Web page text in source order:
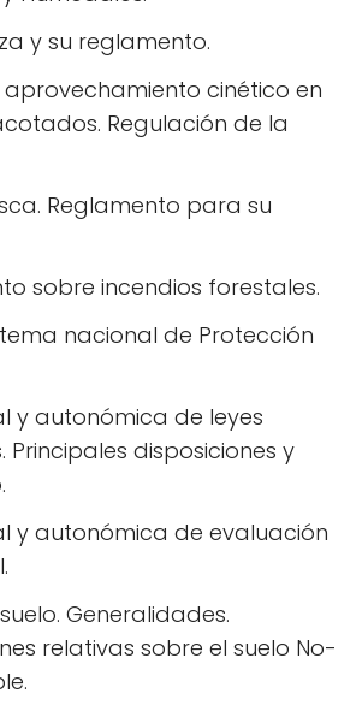
y su reglamento.
aprovechamiento cinético en
Regulación de la
Reglamento para su
sobre incendios forestales.
nacional de Protección
y autonómica de leyes
Principales disposiciones y
y autonómica de evaluación
Generalidades.
relativas sobre el suelo No-